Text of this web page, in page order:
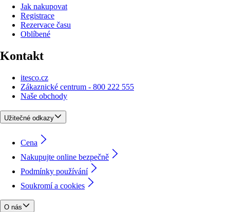
Jak nakupovat
Registrace
Rezervace času
Oblíbené
Kontakt
itesco.cz
Zákaznické centrum - 800 222 555
Naše obchody
Užitečné odkazy
Cena
Nakupujte online bezpečně
Podmínky používání
Soukromí a cookies
O nás